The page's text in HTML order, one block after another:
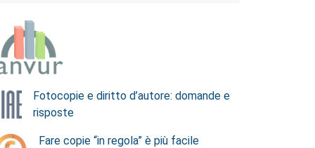
Fotocopie e diritto d’autore: domande e
risposte
Fare copie “in regola” è più facile